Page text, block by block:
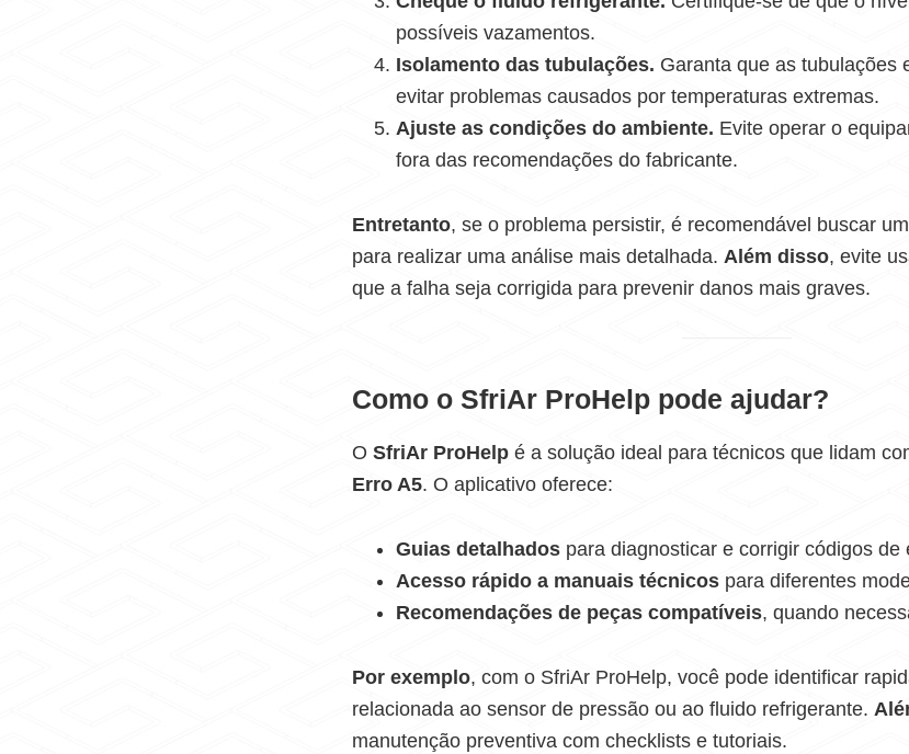
possíveis vazamentos.
Isolamento das tubulações. Garanta que as tubulações
evitar problemas causados por temperaturas extremas.
Ajuste as condições do ambiente. Evite operar o
fora das recomendações do fabricante.
Entretanto, se o problema persistir, é recomendável buscar
para realizar uma análise mais detalhada. Além disso, evite
que a falha seja corrigida para prevenir danos mais graves.
Como o SfriAr ProHelp pode ajudar?
O SfriAr ProHelp é a solução ideal para técnicos que lidam
Erro A5. O aplicativo oferece:
Guias detalhados para diagnosticar e corrigir códigos de
Acesso rápido a manuais técnicos para diferentes
Recomendações de peças compatíveis, quando
Por exemplo, com o SfriAr ProHelp, você pode identificar
relacionada ao sensor de pressão ou ao fluido refrigerante.
manutenção preventiva com checklists e tutoriais.